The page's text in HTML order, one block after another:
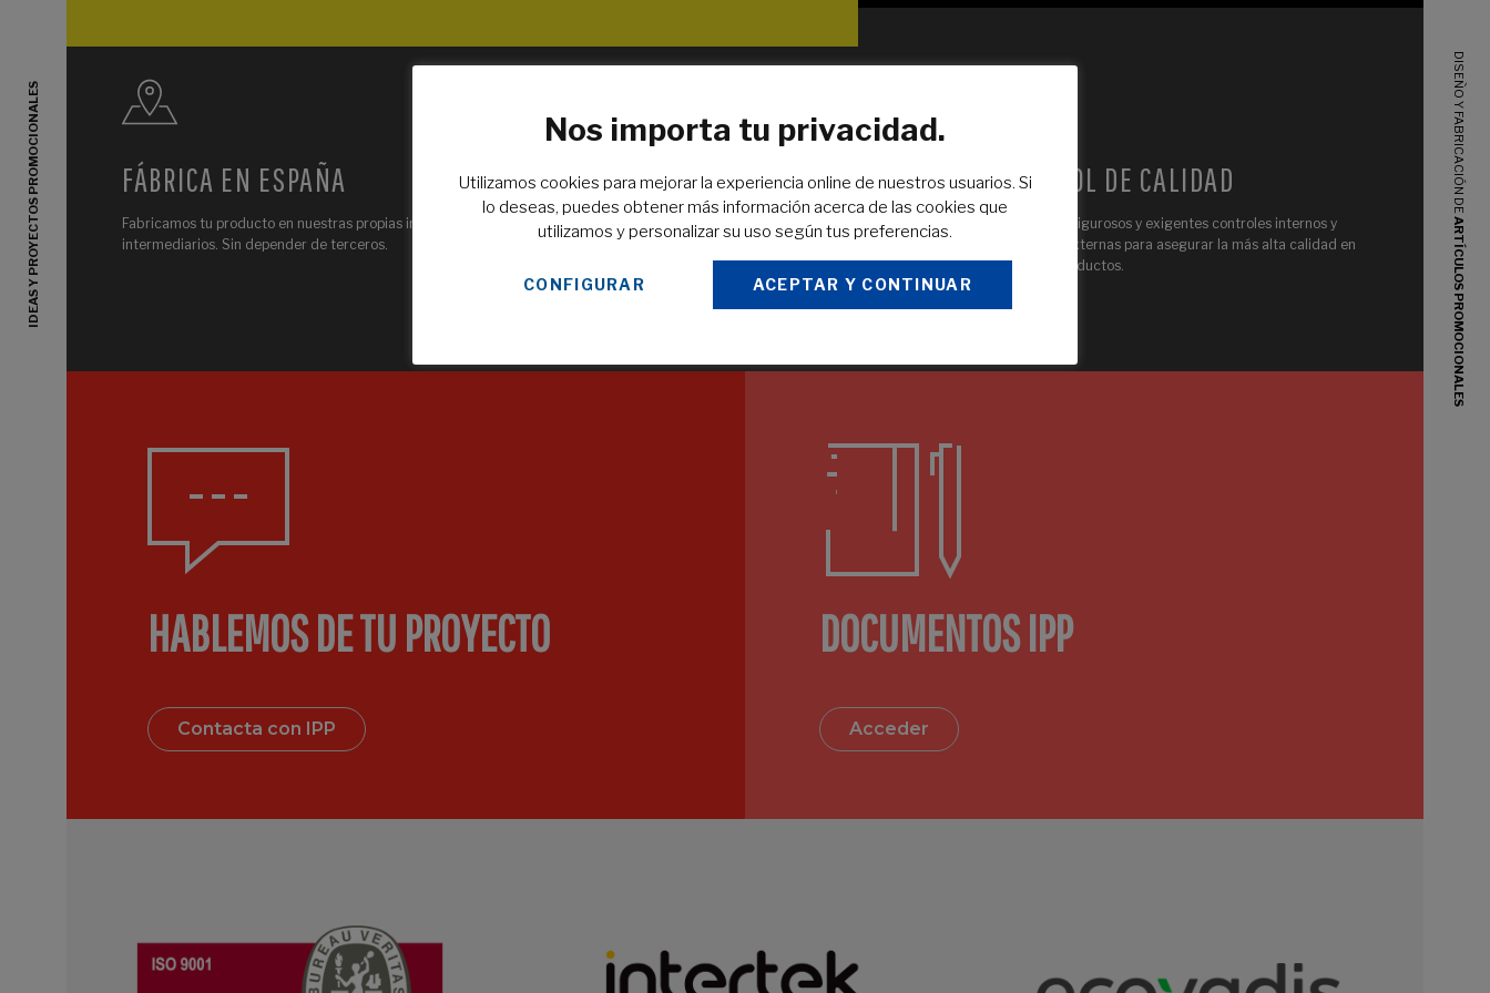
IDEAS Y PROYECTOS PROMOCIONALES DISEÑO Y FABRICACIÓN DE
ARTÍCULOS PROMOCIONALES
FÁBRICA EN ESPAÑA
Fabricamos tu producto en nuestras propias instalaciones. Sin
intermediarios. Sin depender de terceros.
EN TIEMPO RÉCORD
Tiempo de finalización de trabajos muy por debajo de nuestra
competencia. Para los que necesitan rapidez sin sacrificar
CONTROL DE CALIDAD
Realizamos rigurosos y exigentes controles internos y
auditorías externas para asegurar la más alta calidad en
nuestros productos.
HABLEMOS DE TU PROYECTO
Contacta con IPP
DOCUMENTOS IPP
Acceder
Nos importa tu privacidad.
Utilizamos cookies para mejorar la experiencia online de nuestros usuarios. Si
lo deseas, puedes obtener más información acerca de las cookies que
utilizamos y personalizar su uso según tus preferencias.
CONFIGURAR ACEPTAR Y CONTINUAR